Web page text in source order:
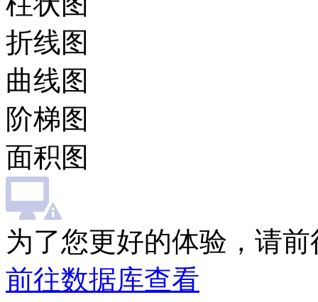
折线图
曲线图
阶梯图
面积图
为了您更好的体验，请
前往数据库查看